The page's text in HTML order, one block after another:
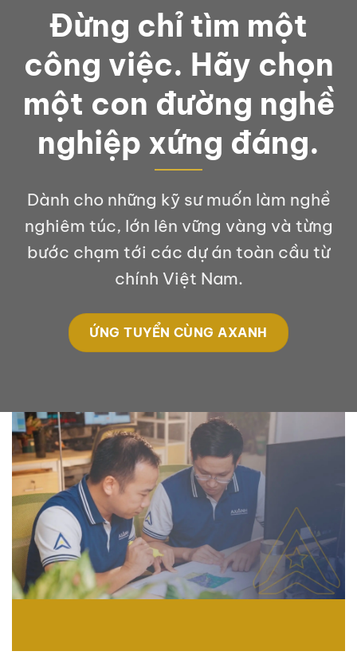
Đừng chỉ tìm một
công việc. Hãy chọn
một con đường nghề
nghiệp xứng đáng.
Dành cho những kỹ sư muốn làm nghề
nghiêm túc, lớn lên vững vàng và từng
bước chạm tới các dự án toàn cầu từ
chính Việt Nam.
ỨNG TUYỂN CÙNG AXANH